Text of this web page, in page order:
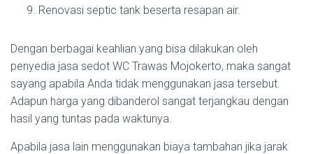
Renovasi septic tank beserta resapan air.
Dengan berbagai keahlian yang bisa dilakukan oleh
penyedia jasa sedot WC Trawas Mojokerto, maka sangat
sayang apabila Anda tidak menggunakan jasa tersebut.
Adapun harga yang dibanderol sangat terjangkau dengan
hasil yang tuntas pada waktunya.
Apabila jasa lain menggunakan biaya tambahan jika jarak